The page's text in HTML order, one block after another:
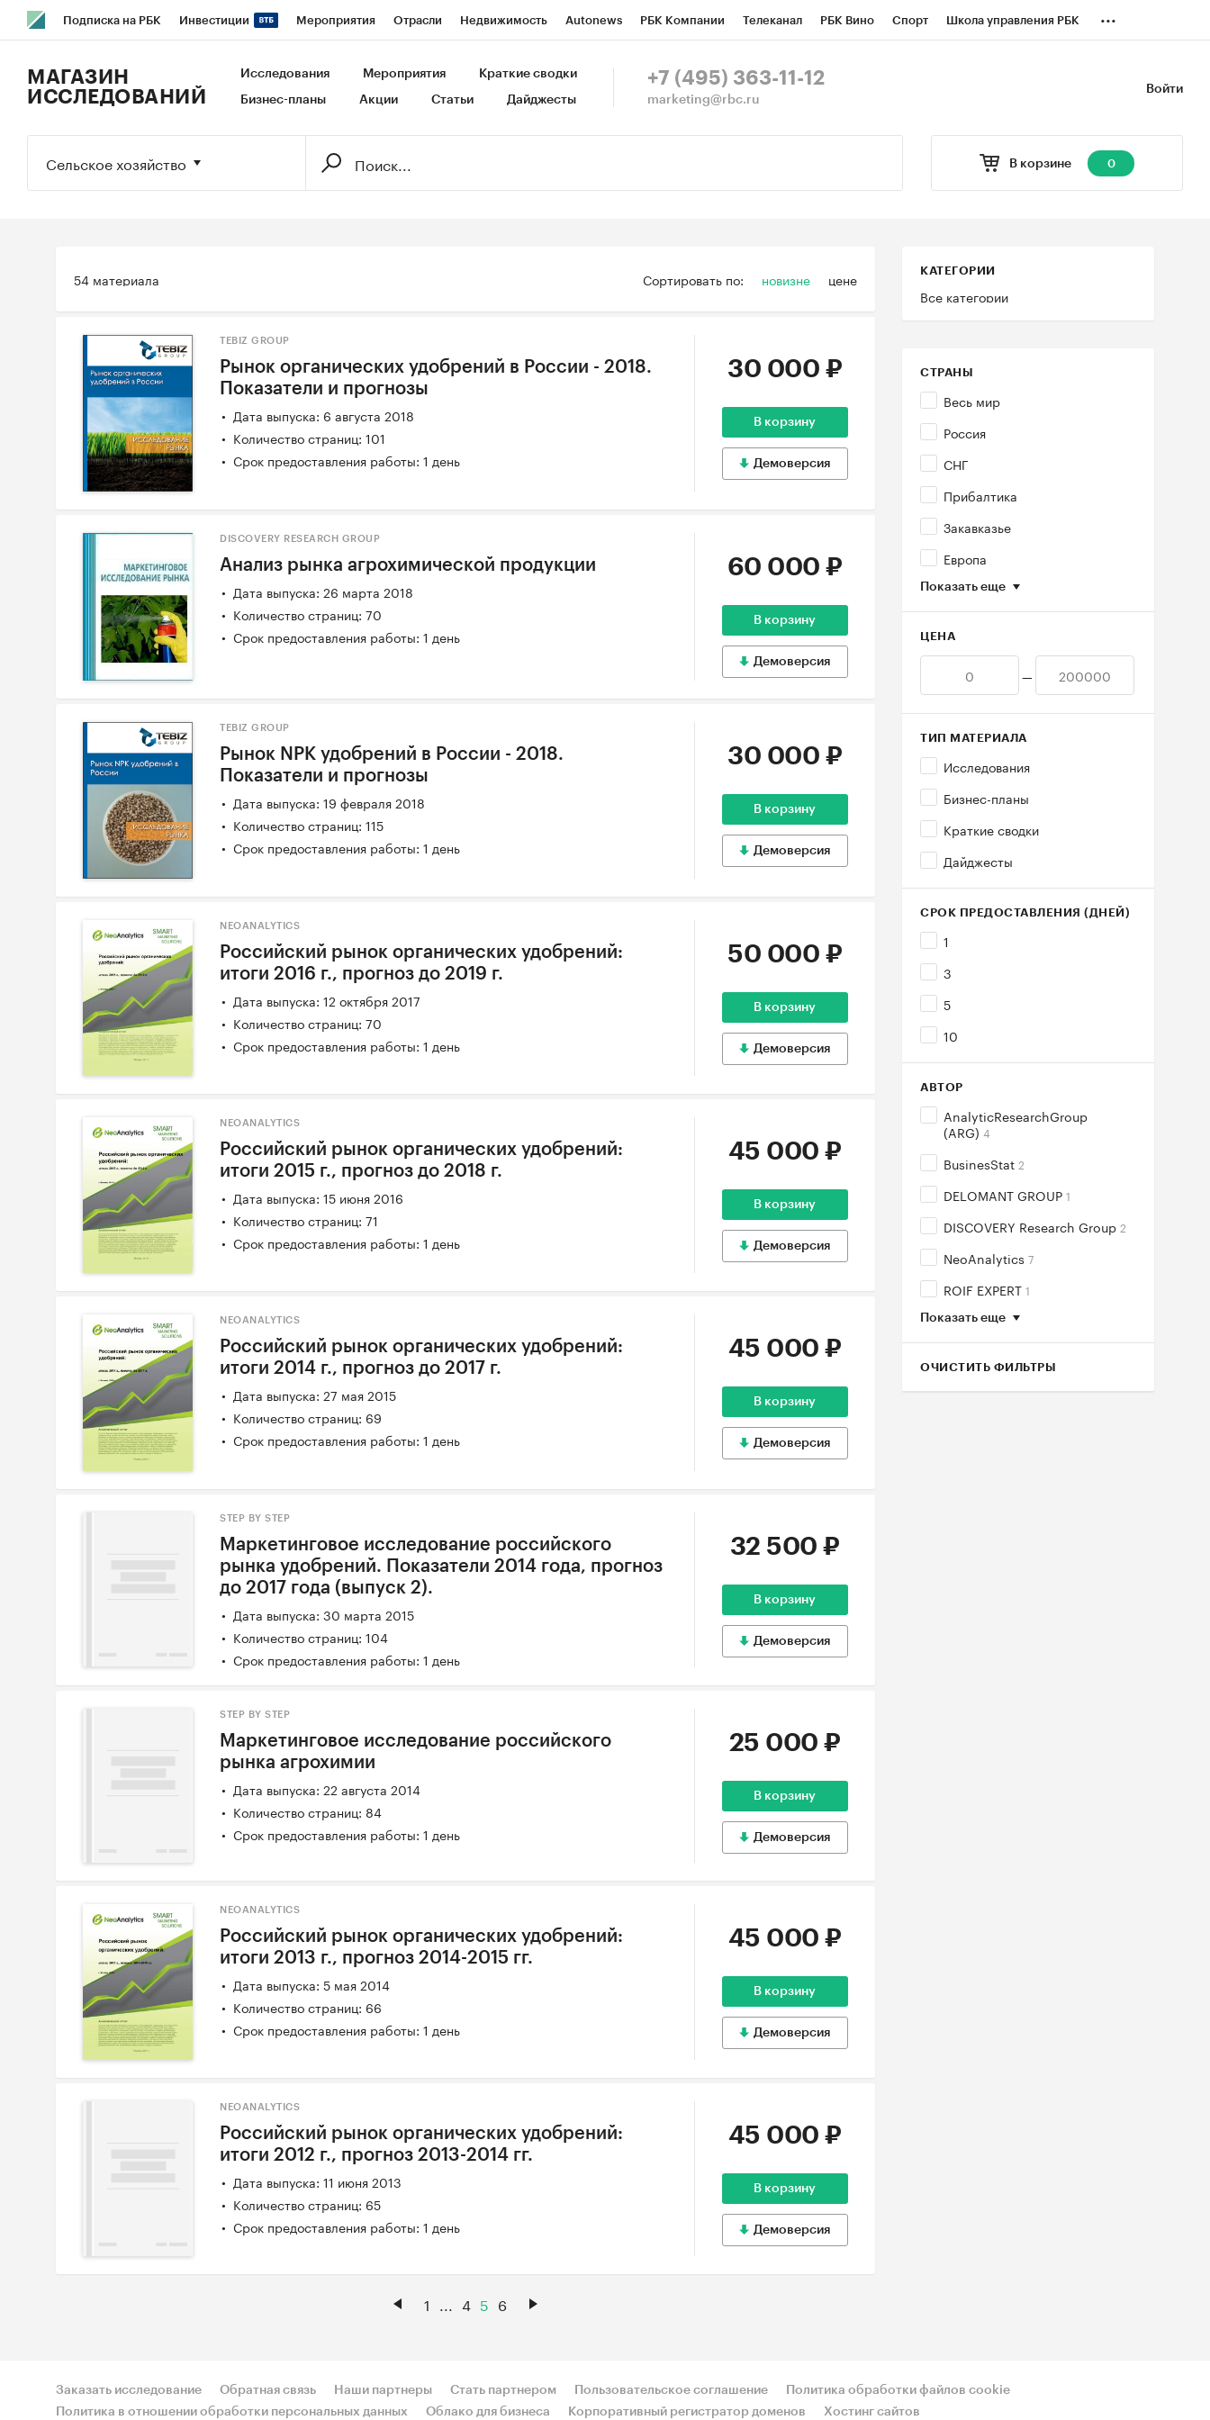
Подписка на РБК Инвестиции Мероприятия Отрасли Недвижимость Autonews РБК Компании Телеканал РБК Вино Спорт Школа управления РБК
Исследования Кредитные рейтинги Франшизы Газета Спецпроекты СПб Конференции СПб Спецпроекты
...
Войти
МАГАЗИН
ИССЛЕДОВАНИЙ
Исследования Мероприятия Краткие сводки
Бизнес-планы Акции Статьи Дайджесты
+7 (495) 363-11-12
marketing@rbc.ru
В корзине 0
Сельское хозяйство
Сортировать по: новизне цене
54 материала КАТЕГОРИИ
Все категории
СТРАНЫ
Весь мир
Россия
СНГ
Прибалтика
Закавказье
Европа
Показать еще
ЦЕНА
—
ТИП МАТЕРИАЛА
Исследования
Бизнес-планы
Краткие сводки
Дайджесты
СРОК ПРЕДОСТАВЛЕНИЯ (ДНЕЙ)
1
3
5
10
АВТОР
AnalyticResearchGroup
(ARG) 4
BusinesStat 2
DELOMANT GROUP 1
DISCOVERY Research Group 2
NeoAnalytics 7
ROIF EXPERT 1
Показать еще
ОЧИСТИТЬ ФИЛЬТРЫ
TEBIZ GROUP
Рынок органических удобрений в России - 2018.
Показатели и прогнозы
Дата выпуска: 6 августа 2018
Количество страниц: 101
Срок предоставления работы: 1 день
30 000 ₽
В корзину
Демоверсия
DISCOVERY RESEARCH GROUP
Анализ рынка агрохимической продукции
Дата выпуска: 26 марта 2018
Количество страниц: 70
Срок предоставления работы: 1 день
60 000 ₽
В корзину
Демоверсия
TEBIZ GROUP
Рынок NPK удобрений в России - 2018.
Показатели и прогнозы
Дата выпуска: 19 февраля 2018
Количество страниц: 115
Срок предоставления работы: 1 день
30 000 ₽
В корзину
Демоверсия
NEOANALYTICS
Российский рынок органических удобрений:
итоги 2016 г., прогноз до 2019 г.
Дата выпуска: 12 октября 2017
Количество страниц: 70
Срок предоставления работы: 1 день
50 000 ₽
В корзину
Демоверсия
NEOANALYTICS
Российский рынок органических удобрений:
итоги 2015 г., прогноз до 2018 г.
Дата выпуска: 15 июня 2016
Количество страниц: 71
Срок предоставления работы: 1 день
45 000 ₽
В корзину
Демоверсия
NEOANALYTICS
Российский рынок органических удобрений:
итоги 2014 г., прогноз до 2017 г.
Дата выпуска: 27 мая 2015
Количество страниц: 69
Срок предоставления работы: 1 день
45 000 ₽
В корзину
Демоверсия
STEP BY STEP
Маркетинговое исследование российского
рынка удобрений. Показатели 2014 года, прогноз
до 2017 года (выпуск 2).
Дата выпуска: 30 марта 2015
Количество страниц: 104
Срок предоставления работы: 1 день
32 500 ₽
В корзину
Демоверсия
STEP BY STEP
Маркетинговое исследование российского
рынка агрохимии
Дата выпуска: 22 августа 2014
Количество страниц: 84
Срок предоставления работы: 1 день
25 000 ₽
В корзину
Демоверсия
NEOANALYTICS
Российский рынок органических удобрений:
итоги 2013 г., прогноз 2014-2015 гг.
Дата выпуска: 5 мая 2014
Количество страниц: 66
Срок предоставления работы: 1 день
45 000 ₽
В корзину
Демоверсия
NEOANALYTICS
Российский рынок органических удобрений:
итоги 2012 г., прогноз 2013-2014 гг.
Дата выпуска: 11 июня 2013
Количество страниц: 65
Срок предоставления работы: 1 день
45 000 ₽
В корзину
Демоверсия
1 4 5 6
Заказать исследование Обратная связь Наши партнеры Стать партнером Пользовательское соглашение
Политика обработки файлов cookie
Политика в отношении обработки персональных данных
Облако для бизнеса Корпоративный регистратор доменов Хостинг сайтов